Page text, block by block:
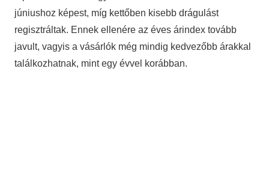
júniushoz képest, míg kettőben kisebb drágulást
regisztráltak. Ennek ellenére az éves árindex tovább
javult, vagyis a vásárlók még mindig kedvezőbb árakkal
találkozhatnak, mint egy évvel korábban.